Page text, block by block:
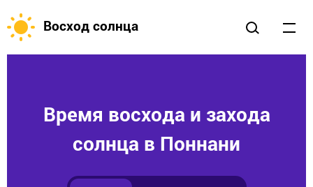
Восход солнца
Время восхода и захода
солнца в Поннани